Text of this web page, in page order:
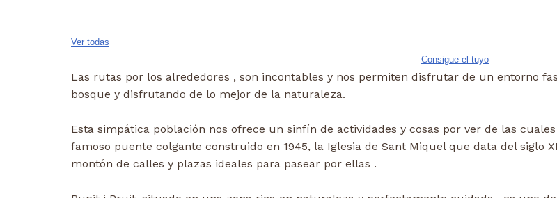
Ver todas
Consigue el tuyo
Las rutas por los alrededores , son incontables y nos permiten disfrutar de un entorno
bosque y disfrutando de lo mejor de la naturaleza.
Esta simpática población nos ofrece un sinfín de actividades y cosas por ver de las
famoso puente colgante construido en 1945, la Iglesia de Sant Miquel que data del siglo
montón de calles y plazas ideales para pasear por ellas .